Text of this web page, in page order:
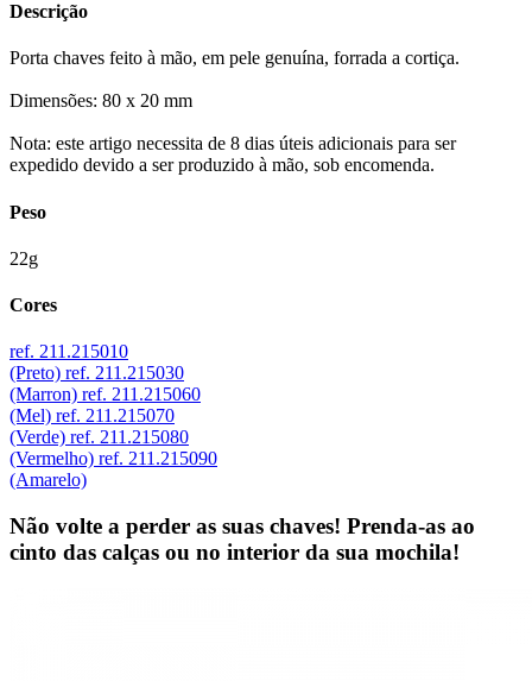
Descrição
Porta chaves feito à mão, em pele genuína, forrada a cortiça.
Dimensões: 80 x 20 mm
Nota: este artigo necessita de 8 dias úteis adicionais para ser
expedido devido a ser produzido à mão, sob encomenda.
Peso
22g
Cores
ref. 211.215010
(Preto) ref. 211.215030
(Marron) ref. 211.215060
(Mel) ref. 211.215070
(Verde) ref. 211.215080
(Vermelho) ref. 211.215090
(Amarelo)
Não volte a perder as suas chaves! Prenda-as ao
cinto das calças ou no interior da sua mochila!